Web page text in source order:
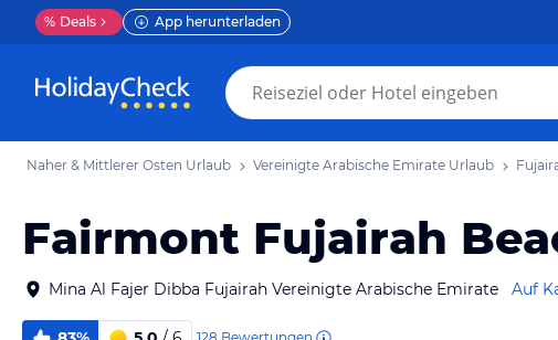
% Deals App herunterladen
Naher & Mittlerer Osten Urlaub Vereinigte Arabische Emirate Urlaub
Fairmont Fujairah
Mina Al Fajer Dibba Fujairah Vereinigte Arabische Emirate Auf
128 Bewertungen